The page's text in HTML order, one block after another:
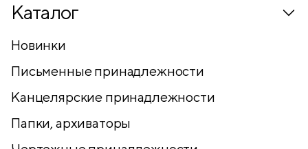
Каталог
Новинки
Письменные принадлежности
Канцелярские принадлежности
Папки, архиваторы